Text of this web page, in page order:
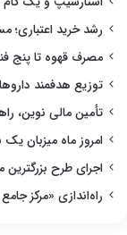
رشد خرید اعتباری؛
مصرف قهوه تا پنج
توزیع هدفمند
تأمین مالی نوین،
امروز ماه میزبان
اجرای طرح
راه‌اندازی «مرکز